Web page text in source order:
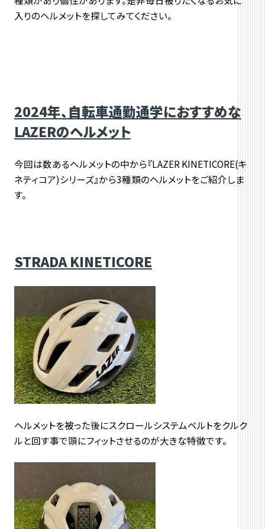
入りのヘルメットを探してみてください。
2024年、自転車通勤通学におすすめな
LAZERのヘルメット
今回は数あるヘルメットの中から『LAZER KINETICORE(キ
ネティコア)シリーズ』から3種類のヘルメットをご紹介しま
す。
STRADA KINETICORE
ヘルメットを被った後にスクロールシステムベルトをクルク
ルと回す事で頭にフィットさせるのが大きな特徴です。